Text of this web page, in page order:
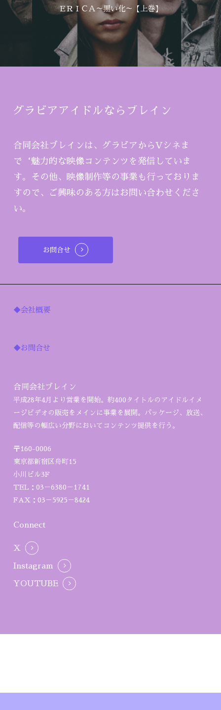
ＥＲＩＣＡ～黒い化～【上巻】
グラビアアイドルならブレイン
合同会社ブレインは、グラビアからVシネま
で‘魅力的な映像コンテンツを発信していま
す。その他、映像制作等の事業も行っておりま
すので、ご興味のある方はお問い合わせくださ
い。
お問合せ
◆会社概要
◆お問合せ
合同会社ブレイン
平成28年4月より営業を開始。約400タイトルのアイドルイメ
ージビデオの販売をメインに事業を展開。パッケージ、放送、
配信等の幅広い分野においてコンテンツ提供を行う。
〒160-0006
東京都新宿区舟町15
小川ビル3F
TEL：03－6380－1741
FAX：03－5925－8424
Connect
X
Instagram
YOUTUBE